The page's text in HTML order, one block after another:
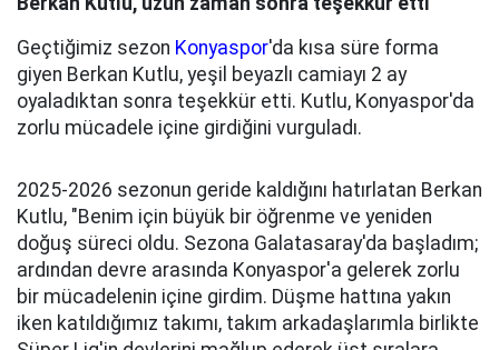
Geçtiğimiz sezon Konyaspor'da kısa süre forma
giyen Berkan Kutlu, yeşil beyazlı camiayı 2 ay
oyaladıktan sonra teşekkür etti. Kutlu, Konyaspor'da
zorlu mücadele içine girdiğini vurguladı.
2025-2026 sezonun geride kaldığını hatırlatan Berkan
Kutlu, "Benim için büyük bir öğrenme ve yeniden
doğuş süreci oldu. Sezona Galatasaray'da başladım;
ardından devre arasında Konyaspor'a gelerek zorlu
bir mücadelenin içine girdim. Düşme hattına yakın
iken katıldığımız takımı, takım arkadaşlarımla birlikte